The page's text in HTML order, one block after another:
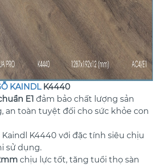
KAINDLK4440
E1 đảm bảo chất lượng sản
an toàn tuyệt đối cho sức khỏe con
K4440 với đặc tính siêu chịu
sử dụng.
chịu lực tốt, tăng tuổi thọ sàn